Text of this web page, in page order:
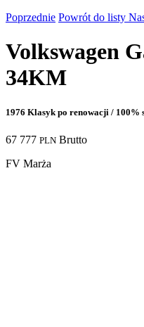
Poprzednie Powrót do listy
Volkswagen
34KM
1976 Klasyk po renowacji / 100%
67 777 PLN Brutto
FV Marża